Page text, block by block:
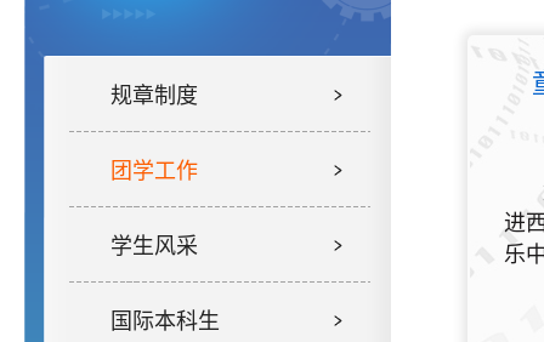
规章制度
团学工作
学生风采
国际本科生
进
乐